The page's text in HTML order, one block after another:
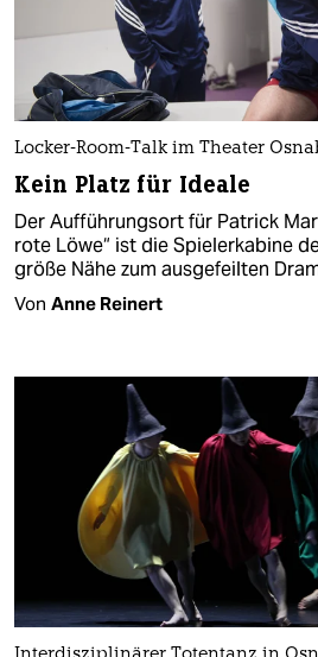
Locker-Room-Talk im Theater
Kein Platz für Ideale
Der Aufführungsort für Patrick
rote Löwe“ ist die Spielerkabine
größe Nähe zum ausgefeilten
Von Anne Reinert